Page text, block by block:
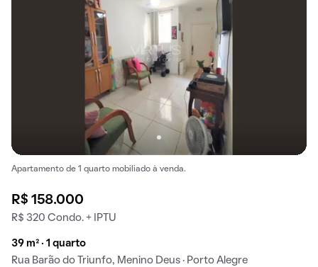
Apartamento de 1 quarto mobiliado à venda.
R$ 158.000
R$ 320 Condo. + IPTU
39 m² · 1 quarto
Rua Barão do Triunfo, Menino Deus · Porto Alegre